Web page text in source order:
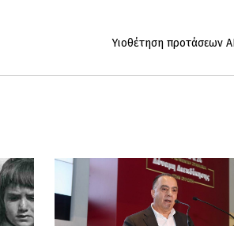
Υιοθέτηση προτάσεων